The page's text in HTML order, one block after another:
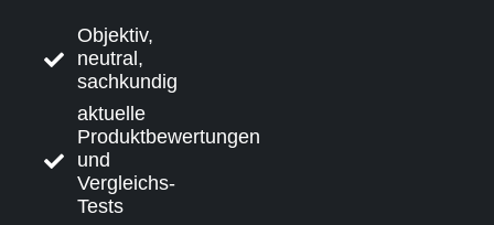
Objektiv,
neutral,
sachkundig
aktuelle
Produktbewertungen
und
Vergleichs-
Tests